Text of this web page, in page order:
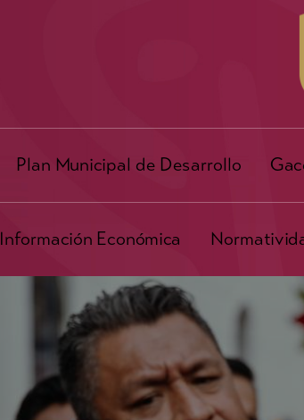
Plan Municipal de Desarrollo
Información Económica